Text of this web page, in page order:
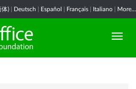
体) Deutsch Español Français Italiano More...